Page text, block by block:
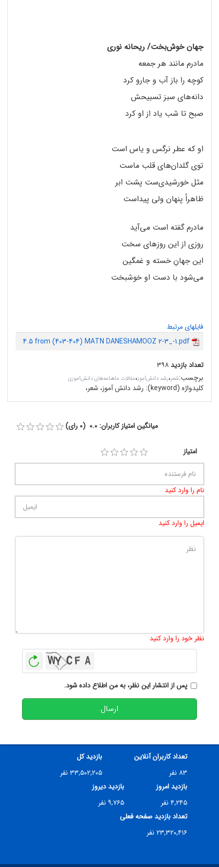
جهان خوش‌بخت/ ریحانه نوری
مادرم مانند هر جمعه
کوچه را باز آب و جارو کرد
دانه‌های سبز تسبیحش
صبح تا شب یاد از او کرد
او که عطر نرگس و یاس است
توی گلدان‌های قلب ماست
مثل خورشیدی‌ست پشت ابر
ظاهراً پنهان ولی پیداست
مادرم گفته است می‌آید
روزی از این روزهای سخت
این جهانِ خسته و غمگین
می‌شود با دست او خوش‏بخت
فایلهای مرتبط
4.5 from (403-404) MATN DANESHAMOOZ 2-3_-1.pdf
تعداد بازدید۳۹۸
برچسب:شعر،رشد دانش‌آموز،مقالات ماهنامه‌های دانش‌آموزی
کلیدواژه (keyword): رشد دانش آموز، شعر،
میانگین امتیاز کاربران: 0.0 (0 رای)
امتیاز
نام را وارد کنید
ایمیل را وارد کنید
نظر خود را وارد کنید
پس از انتشار این نظر، به من اطلاع داده شود.
ارسال
تعداد کاربران آنلاین
۸۳ نفر
بازدید کل
۳۳,۵۰۲,۲۰۵ نفر
بازدید امروز
۴,۲۴۵ نفر
بازدید دیروز
۹,۷۶۵ نفر
تعداد بازدید صفحه فعلی
۲۳,۳۲۰,۴۱۶ نفر